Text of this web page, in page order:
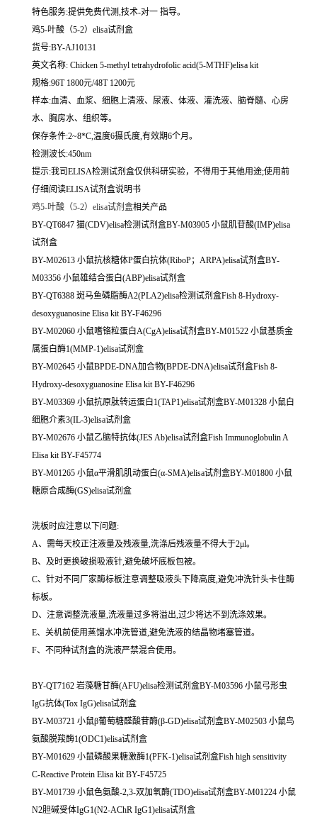
特色服务:提供免费代测,技术-对一 指导。
鸡5-叶酸（5-2）elisa试剂盒
货号:BY-AJ10131
英文名称: Chicken 5-methyl tetrahydrofolic acid(5-MTHF)elisa kit
规格:96T 1800元/48T 1200元
样本:血清、血浆、细胞上清液、尿液、体液、灌洗液、脑脊髓、心房
水、胸房水、组织等。
保存条件:2~8*C,温度6摄氏度,有效期6个月。
检测波长:450nm
提示:我司ELISA检测试剂盒仅供科研实验，不得用于其他用途;使用前
仔细阅读ELISA试剂盒说明书
鸡5-叶酸（5-2）elisa试剂盒相关产品
BY-QT6847 猫(CDV)elisa检测试剂盒BY-M03905 小鼠肌苷酸(IMP)elisa
试剂盒
BY-M02613 小鼠抗核糖体P蛋白抗体(RiboP；ARPA)elisa试剂盒BY-
M03356 小鼠雄结合蛋白(ABP)elisa试剂盒
BY-QT6388 斑马鱼磷脂酶A2(PLA2)elisa检测试剂盒Fish 8-Hydroxy-
desoxyguanosine Elisa kit BY-F46296
BY-M02060 小鼠嗜铬粒蛋白A(CgA)elisa试剂盒BY-M01522 小鼠基质金
属蛋白酶1(MMP-1)elisa试剂盒
BY-M02645 小鼠BPDE-DNA加合物(BPDE-DNA)elisa试剂盒Fish 8-
Hydroxy-desoxyguanosine Elisa kit BY-F46296
BY-M03369 小鼠抗原肽转运蛋白1(TAP1)elisa试剂盒BY-M01328 小鼠白
细胞介素3(IL-3)elisa试剂盒
BY-M02676 小鼠乙脑特抗体(JES Ab)elisa试剂盒Fish Immunoglobulin A
Elisa kit BY-F45774
BY-M01265 小鼠α平滑肌肌动蛋白(α-SMA)elisa试剂盒BY-M01800 小鼠
糖原合成酶(GS)elisa试剂盒
洗板时应注意以下问题:
A、需每天校正注液量及残液量,洗涤后残液量不得大于2μl。
B、及时更换破损吸液针,避免破坏底板包被。
C、针对不同厂家酶标板注意调整吸液头下降高度,避免冲洗针头卡住酶
标板。
D、注意调整洗液量,洗液量过多将溢出,过少将达不到洗涤效果。
E、关机前使用蒸馏水冲洗管道,避免洗液的结晶物堵塞管道。
F、不同种试剂盒的洗液严禁混合使用。
BY-QT7162 岩藻糖甘酶(AFU)elisa检测试剂盒BY-M03596 小鼠弓形虫
IgG抗体(Tox IgG)elisa试剂盒
BY-M03721 小鼠β葡萄糖醛酸苷酶(β-GD)elisa试剂盒BY-M02503 小鼠鸟
氨酸脱羧酶1(ODC1)elisa试剂盒
BY-M01629 小鼠磷酸果糖激酶1(PFK-1)elisa试剂盒Fish high sensitivity
C-Reactive Protein Elisa kit BY-F45725
BY-M01739 小鼠色氨酸-2,3-双加氧酶(TDO)elisa试剂盒BY-M01224 小鼠
N2胆碱受体IgG1(N2-AChR IgG1)elisa试剂盒